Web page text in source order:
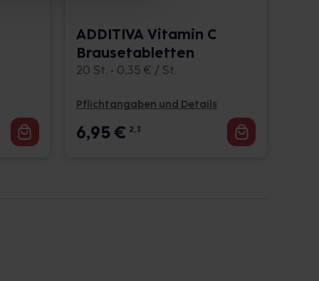
ADDITIVA Vitamin C
Brausetabletten
20 St. • 0,35 € / St.
Pflichtangaben und Details
6,95€ 2, 3